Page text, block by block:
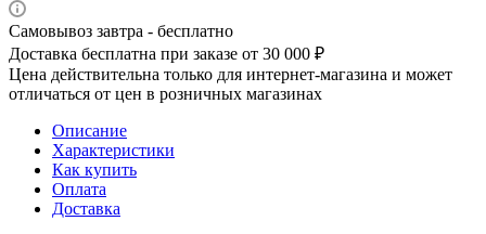
Самовывоз завтра - бесплатно
Доставка бесплатна при заказе от 30 000 ₽
Цена действительна только для интернет-магазина и может
отличаться от цен в розничных магазинах
Описание
Характеристики
Как купить
Оплата
Доставка